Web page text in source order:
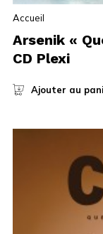
Accueil
Arsenik «
CD Plexi
Ajouter au